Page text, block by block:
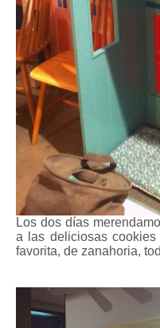
Los dos días
a las deliciosas
favorita, de zanahoria,